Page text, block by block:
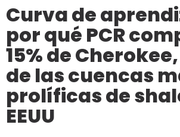
Curva de
por qué PCR
15% de
de las cuencas
prolíficas de
EEUU